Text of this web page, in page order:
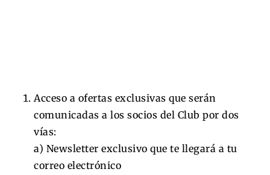
Acceso a ofertas exclusivas que serán
comunicadas a los socios del Club por dos
vías:
a) Newsletter exclusivo que te llegará a tu
correo electrónico